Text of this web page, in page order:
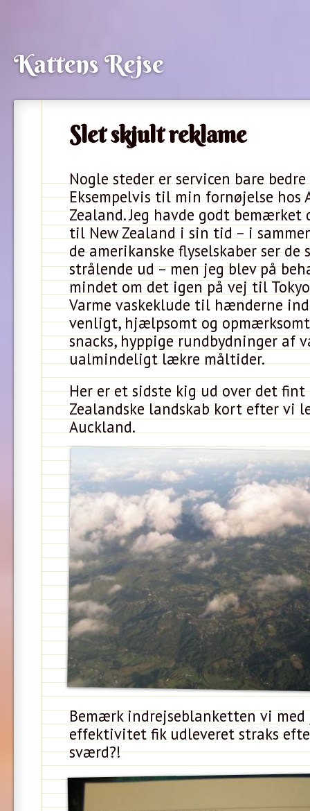
Kattens Rejse
Slet skjult reklame
Nogle steder er servicen bare
Eksempelvis til min fornøjelse hos
Zealand. Jeg havde godt
til New Zealand i sin tid – i
de amerikanske flyselskaber ser de
strålende ud – men jeg blev på
mindet om det igen på vej til
Varme vaskeklude til hænderne
venligt, hjælpsomt og opmærksomt
snacks, hyppige rundbydninger af
ualmindeligt lækre måltider.
Her er et sidste kig ud over det fint
Zealandske landskab kort efter vi
Auckland.
Bemærk indrejseblanketten vi med
effektivitet fik udleveret straks
sværd?!